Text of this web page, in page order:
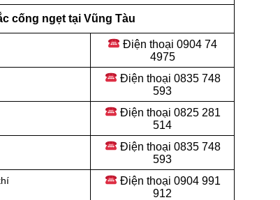
cống ngẹt tại Vũng Tàu
Điện thoại 0904 74
4975
Điện thoại 0835 748
593
Điện thoại 0825 281
514
Điện thoại 0835 748
593
Điện thoại 0904 991
912